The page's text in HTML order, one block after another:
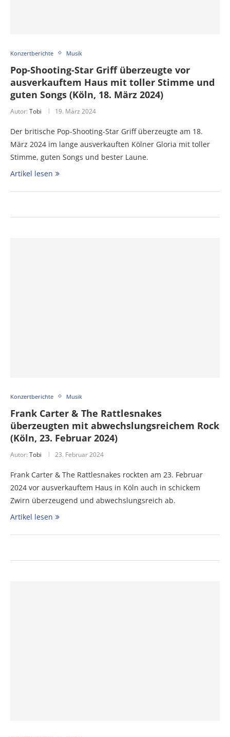
Konzertberichte Musik
Pop-Shooting-Star Griff überzeugte vor
ausverkauftem Haus mit toller Stimme und
guten Songs (Köln, 18. März 2024)
Autor: Tobi 19. März 2024
Der britische Pop-Shooting-Star Griff überzeugte am 18.
März 2024 im lange ausverkauften Kölner Gloria mit toller
Stimme, guten Songs und bester Laune.
Artikel lesen
Konzertberichte Musik
Frank Carter & The Rattlesnakes
überzeugten mit abwechslungsreichem Rock
(Köln, 23. Februar 2024)
Autor: Tobi 23. Februar 2024
Frank Carter & The Rattlesnakes rockten am 23. Februar
2024 vor ausverkauftem Haus in Köln auch in schickem
Zwirn überzeugend und abwechslungsreich ab.
Artikel lesen